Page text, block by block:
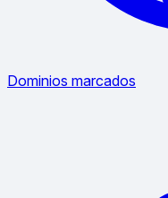
Dominios marcados